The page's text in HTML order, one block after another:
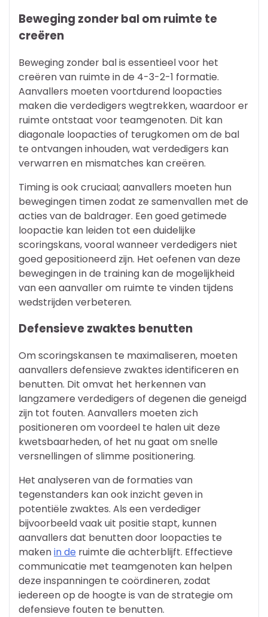
Beweging zonder bal om ruimte te
creëren
Beweging zonder bal is essentieel voor het
creëren van ruimte in de 4-3-2-1 formatie.
Aanvallers moeten voortdurend loopacties
maken die verdedigers wegtrekken, waardoor er
ruimte ontstaat voor teamgenoten. Dit kan
diagonale loopacties of terugkomen om de bal
te ontvangen inhouden, wat verdedigers kan
verwarren en mismatches kan creëren.
Timing is ook cruciaal; aanvallers moeten hun
bewegingen timen zodat ze samenvallen met de
acties van de baldrager. Een goed getimede
loopactie kan leiden tot een duidelijke
scoringskans, vooral wanneer verdedigers niet
goed gepositioneerd zijn. Het oefenen van deze
bewegingen in de training kan de mogelijkheid
van een aanvaller om ruimte te vinden tijdens
wedstrijden verbeteren.
Defensieve zwaktes benutten
Om scoringskansen te maximaliseren, moeten
aanvallers defensieve zwaktes identificeren en
benutten. Dit omvat het herkennen van
langzamere verdedigers of degenen die geneigd
zijn tot fouten. Aanvallers moeten zich
positioneren om voordeel te halen uit deze
kwetsbaarheden, of het nu gaat om snelle
versnellingen of slimme positionering.
Het analyseren van de formaties van
tegenstanders kan ook inzicht geven in
potentiële zwaktes. Als een verdediger
bijvoorbeeld vaak uit positie stapt, kunnen
aanvallers dat benutten door loopacties te
makenin de ruimte die achterblijft. Effectieve
communicatie met teamgenoten kan helpen
deze inspanningen te coördineren, zodat
iedereen op de hoogte is van de strategie om
defensieve fouten te benutten.